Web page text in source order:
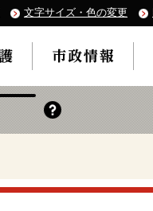
文字サイズ・色の変更